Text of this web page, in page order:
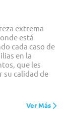
extrema
está
cada caso de
en la
que les
su calidad de
Ver Más